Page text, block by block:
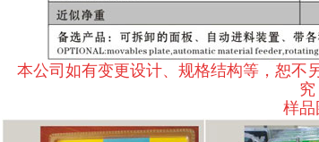
本公司如有变更设计、规格结构等，恕不
究
样品